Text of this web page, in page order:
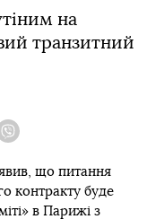
на
транзитний
що питання
контракту буде
в Парижі з